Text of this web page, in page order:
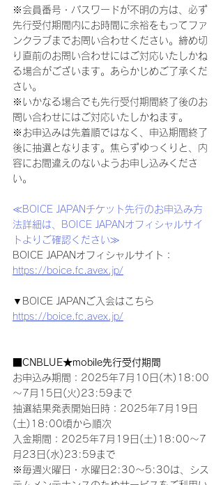
※会員番号・パスワードが不明の方は、必ず
先行受付期間内にお時間に余裕をもってファ
ンクラブまでお問い合わせください。締め切
り直前のお問い合わせにはご対応いたしかね
る場合がございます。あらかじめご了承くだ
さい。
※いかなる場合でも先行受付期間終了後のお
問い合わせにはご対応いたしかねます。
※お申込みは先着順ではなく、申込期間終了
後に抽選となります。焦らずゆっくりと、内
容にお間違えのないようお申し込みくださ
い。
≪BOICE JAPANチケット先行のお申込み方
法詳細は、BOICE JAPANオフィシャルサイ
トよりご確認ください≫
BOICE JAPANオフィシャルサイト：
https://boice.fc.avex.jp/
▼BOICE JAPANご入会はこちら
https://boice.fc.avex.jp/
■CNBLUE★mobile先行受付期間
お申込み期間：2025年7月10日(木)18:00
～7月15日(火)23:59まで
抽選結果発表開始日時：2025年7月19日
(土)18:00頃から順次
入金期間：2025年7月19日(土)18:00～7
月23日(水)23:59まで
※毎週火曜日・水曜日2:30〜5:30は、シス